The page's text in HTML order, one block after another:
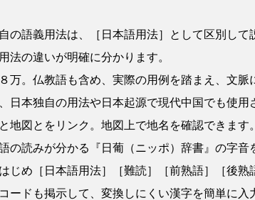
の語義用法は、［日本語用法］として区別し
法の違いが明確に分かります。
万。仏教語も含め、実際の用例を踏まえ、文
日本独自の用法や日本起源で現代中国でも使
地図とをリンク。地図上で地名を確認できます。
の読みが分かる『日葡（ニッポ）辞書』の字音
はじめ［日本語用法］［難読］［前熟語］［後
ードも掲示して、変換しにくい漢字を簡単に入